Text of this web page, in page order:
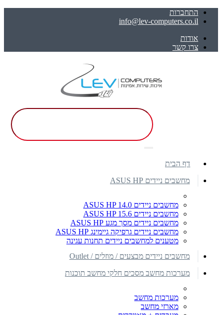
התחברות
info@lev-computers.co.il
אודות
צרו קשר
דף הבית
מחשבים ניידים ASUS HP
מחשבים ניידים ASUS HP 14.0
מחשבים ניידים ASUS HP 15.6
מחשבים ניידים מסך מגע ASUS HP
מחשבים ניידים גרפיקה גיימינג ASUS HP
מטענים למחשבים ניידים תחנות עגינה
מחשבים ניידים מבצעים / מוזלים / Outlet
מערכות מחשב מסכים חלקי מחשב תוכנות
מערכות מחשב
מארזי מחשב